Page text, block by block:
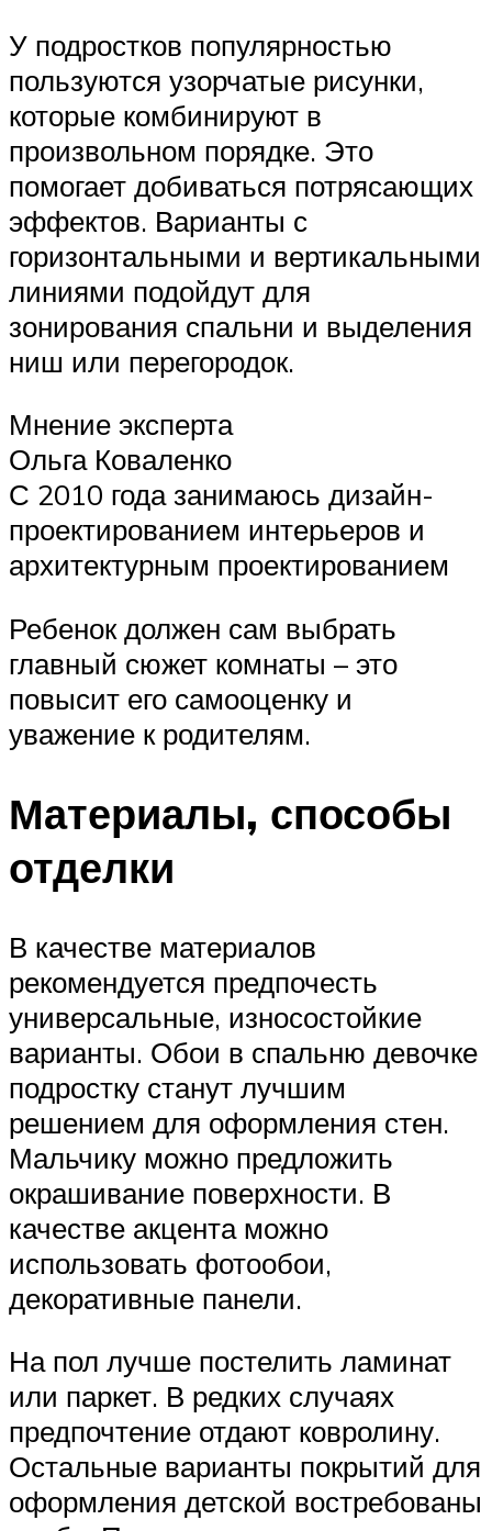
У подростков популярностью
пользуются узорчатые рисунки,
которые комбинируют в
произвольном порядке. Это
помогает добиваться потрясающих
эффектов. Варианты с
горизонтальными и вертикальными
линиями подойдут для
зонирования спальни и выделения
ниш или перегородок.
Мнение эксперта
Ольга Коваленко
С 2010 года занимаюсь дизайн-
проектированием интерьеров и
архитектурным проектированием
Ребенок должен сам выбрать
главный сюжет комнаты – это
повысит его самооценку и
уважение к родителям.
Материалы, способы
отделки
В качестве материалов
рекомендуется предпочесть
универсальные, износостойкие
варианты. Обои в спальню девочке
подростку станут лучшим
решением для оформления стен.
Мальчику можно предложить
окрашивание поверхности. В
качестве акцента можно
использовать фотообои,
декоративные панели.
На пол лучше постелить ламинат
или паркет. В редких случаях
предпочтение отдают ковролину.
Остальные варианты покрытий для
оформления детской востребованы